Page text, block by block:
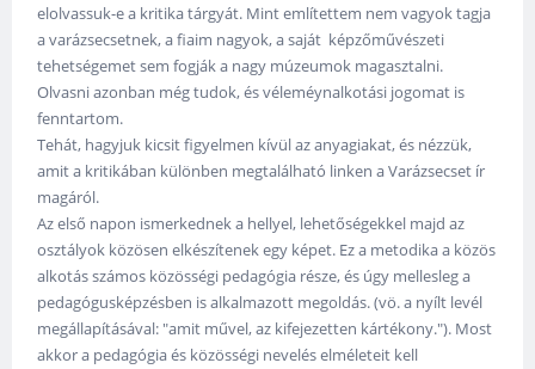
elolvassuk-e a kritika tárgyát. Mint említettem nem vagyok tagja
a varázsecsetnek, a fiaim nagyok, a saját képzőművészeti
tehetségemet sem fogják a nagy múzeumok magasztalni.
Olvasni azonban még tudok, és véleméynalkotási jogomat is
fenntartom.
Tehát, hagyjuk kicsit figyelmen kívül az anyagiakat, és nézzük,
amit a kritikában különben megtalálható linken a Varázsecset ír
magáról.
Az első napon ismerkednek a hellyel, lehetőségekkel majd az
osztályok közösen elkészítenek egy képet. Ez a metodika a közös
alkotás számos közösségi pedagógia része, és úgy mellesleg a
pedagógusképzésben is alkalmazott megoldás. (vö. a nyílt levél
megállapításával: "amit művel, az kifejezetten kártékony."). Most
akkor a pedagógia és közösségi nevelés elméleteit kell